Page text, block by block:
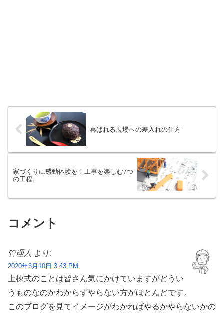
喜ばれる現場への差入れの仕方
家づくりに感動体験を！工事を楽しむ7つ
の工程。
コメント
管理人 より:
2020年3月10日 3:43 PM
上棟式のことは皆さん気にかけていますがどうい
うものなのかわからずやらない方がほとんどです。
このブログを見てイメージがわかればやるかやらないかの